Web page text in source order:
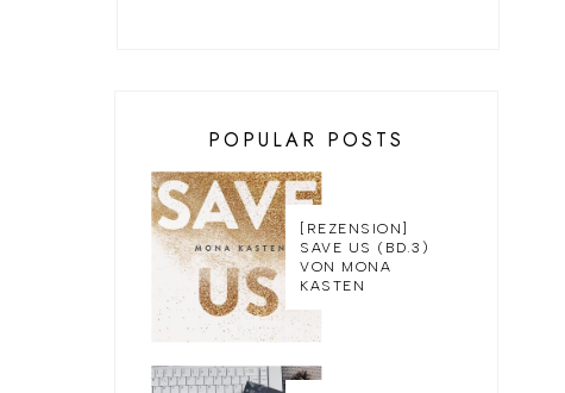
POPULAR POSTS
[REZENSION]
SAVE US (BD.3)
VON MONA
KASTEN